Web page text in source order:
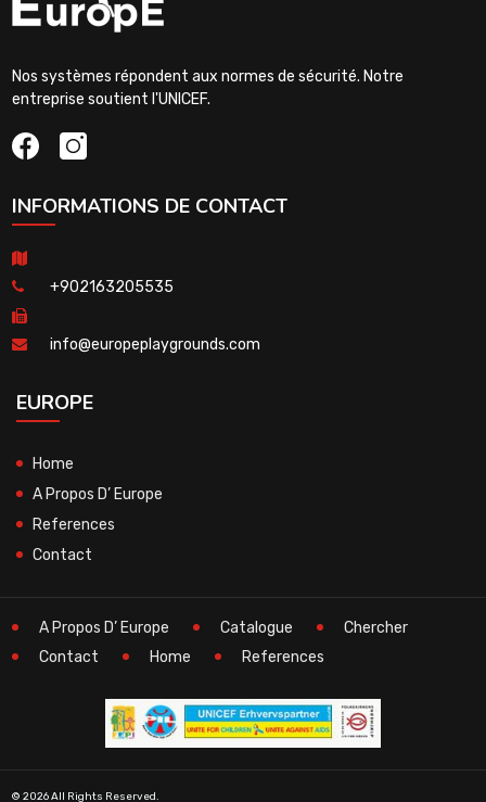
Nos systèmes répondent aux normes de sécurité. Notre
entreprise soutient l'UNICEF.
INFORMATIONS DE CONTACT
+902163205535
info@europeplaygrounds.com
EUROPE
Home
A Propos D’ Europe
References
Contact
A Propos D’ Europe Catalogue
Chercher
Contact
Home References
© 2026 All Rights Reserved.